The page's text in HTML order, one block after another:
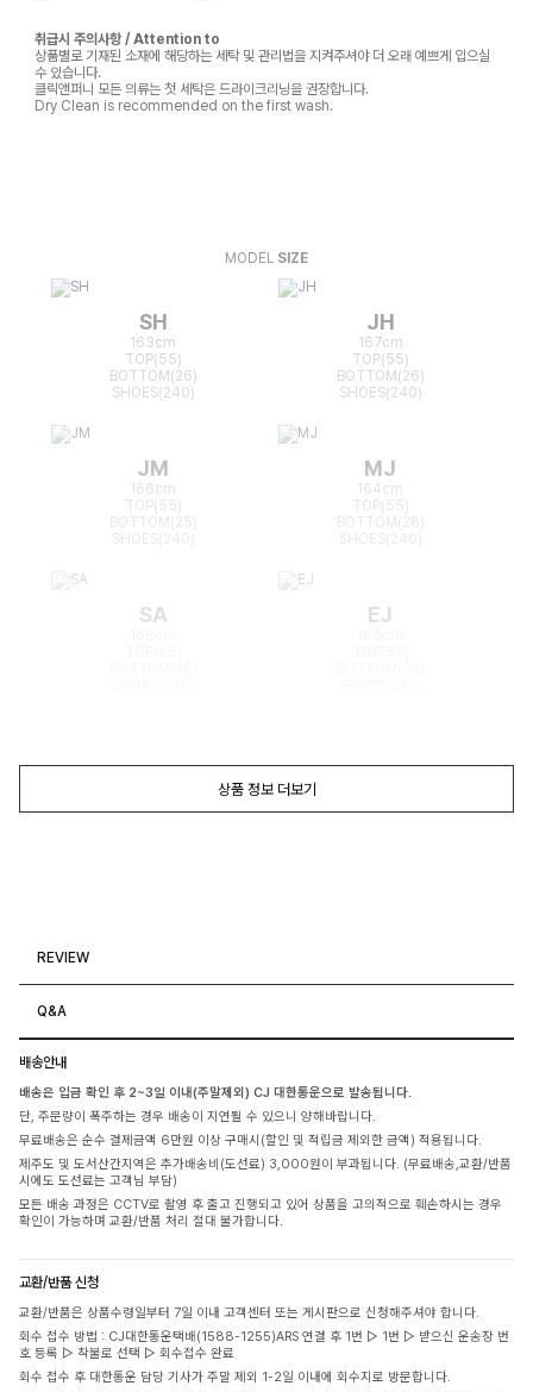
취급시 주의사항 / Attention to
상품별로 기재된 소재에 해당하는 세탁 및 관리법을 지켜주셔야 더 오래 예쁘게 입으실
수 있습니다.
클릭앤퍼니 모든 의류는 첫 세탁은 드라이크리닝을 권장합니다.
Dry Clean is recommended on the first wash.
MODEL SIZE
SH
163cm
TOP(55)
BOTTOM(26)
SHOES(240)
JH
167cm
TOP(55)
BOTTOM(26)
SHOES(240)
JM
166cm
TOP(55)
BOTTOM(25)
MJ
164cm
TOP(55)
BOTTOM(26)
SA EJ
상품 정보 더보기
REVIEW
Q&A
배송안내
배송은 입금 확인 후 2~3일 이내(주말제외) CJ 대한통운으로 발송됩니다.
단, 주문량이 폭주하는 경우 배송이 지연될 수 있으니 양해바랍니다.
무료배송은 순수 결제금액 6만원 이상 구매시(할인 및 적립금 제외한 금액) 적용됩니다.
제주도 및 도서산간지역은 추가배송비(도선료) 3,000원이 부과됩니다. (무료배송,교환/반품
시에도 도선료는 고객님 부담)
모든 배송 과정은 CCTV로 촬영 후 출고 진행되고 있어 상품을 고의적으로 훼손하시는 경우
확인이 가능하며 교환/반품 처리 절대 불가합니다.
교환/반품 신청
교환/반품은 상품수령일부터 7일 이내 고객센터 또는 게시판으로 신청해주셔야 합니다.
회수 접수 방법 : CJ대한통운택배(1588-1255)ARS 연결 후 1번 ▷ 1번 ▷ 받으신 운송장 번
호 등록 ▷ 착불로 선택 ▷ 회수접수 완료
회수 접수 후 대한통운 담당 기사가 주말 제외 1-2일 이내에 회수지로 방문합니다.